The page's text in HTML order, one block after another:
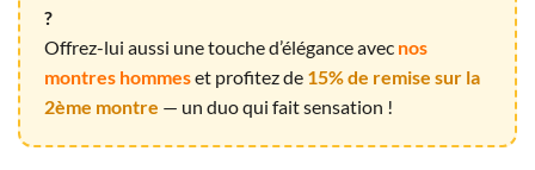
?
Offrez-lui aussi une touche d’élégance avec nos
montres hommeset profitez de 15% de remise sur la
2ème montre — un duo qui fait sensation !